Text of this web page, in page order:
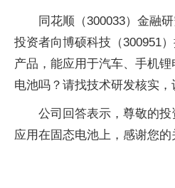
同花顺（300033）金融
投资者向博硕科技（300951
产品，能应用于汽车、手机
电池吗？请找技术研发核实，
公司回答表示，尊敬的
应用在固态电池上，感谢您的